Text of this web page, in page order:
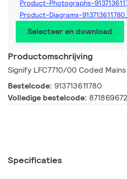
Product-Photographs-
Product-Diagrams-
Selecteer en download
Productomschrijving
Signify LFC7710/00 Coded
Bestelcode: 913713611780
Volledige bestelcode:
Specificaties